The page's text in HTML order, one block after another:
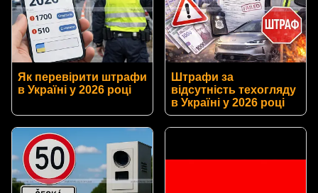
Як перевірити штрафи
в Україні у 2026 році
Штрафи за
відсутність техогляду
в Україні у 2026 році